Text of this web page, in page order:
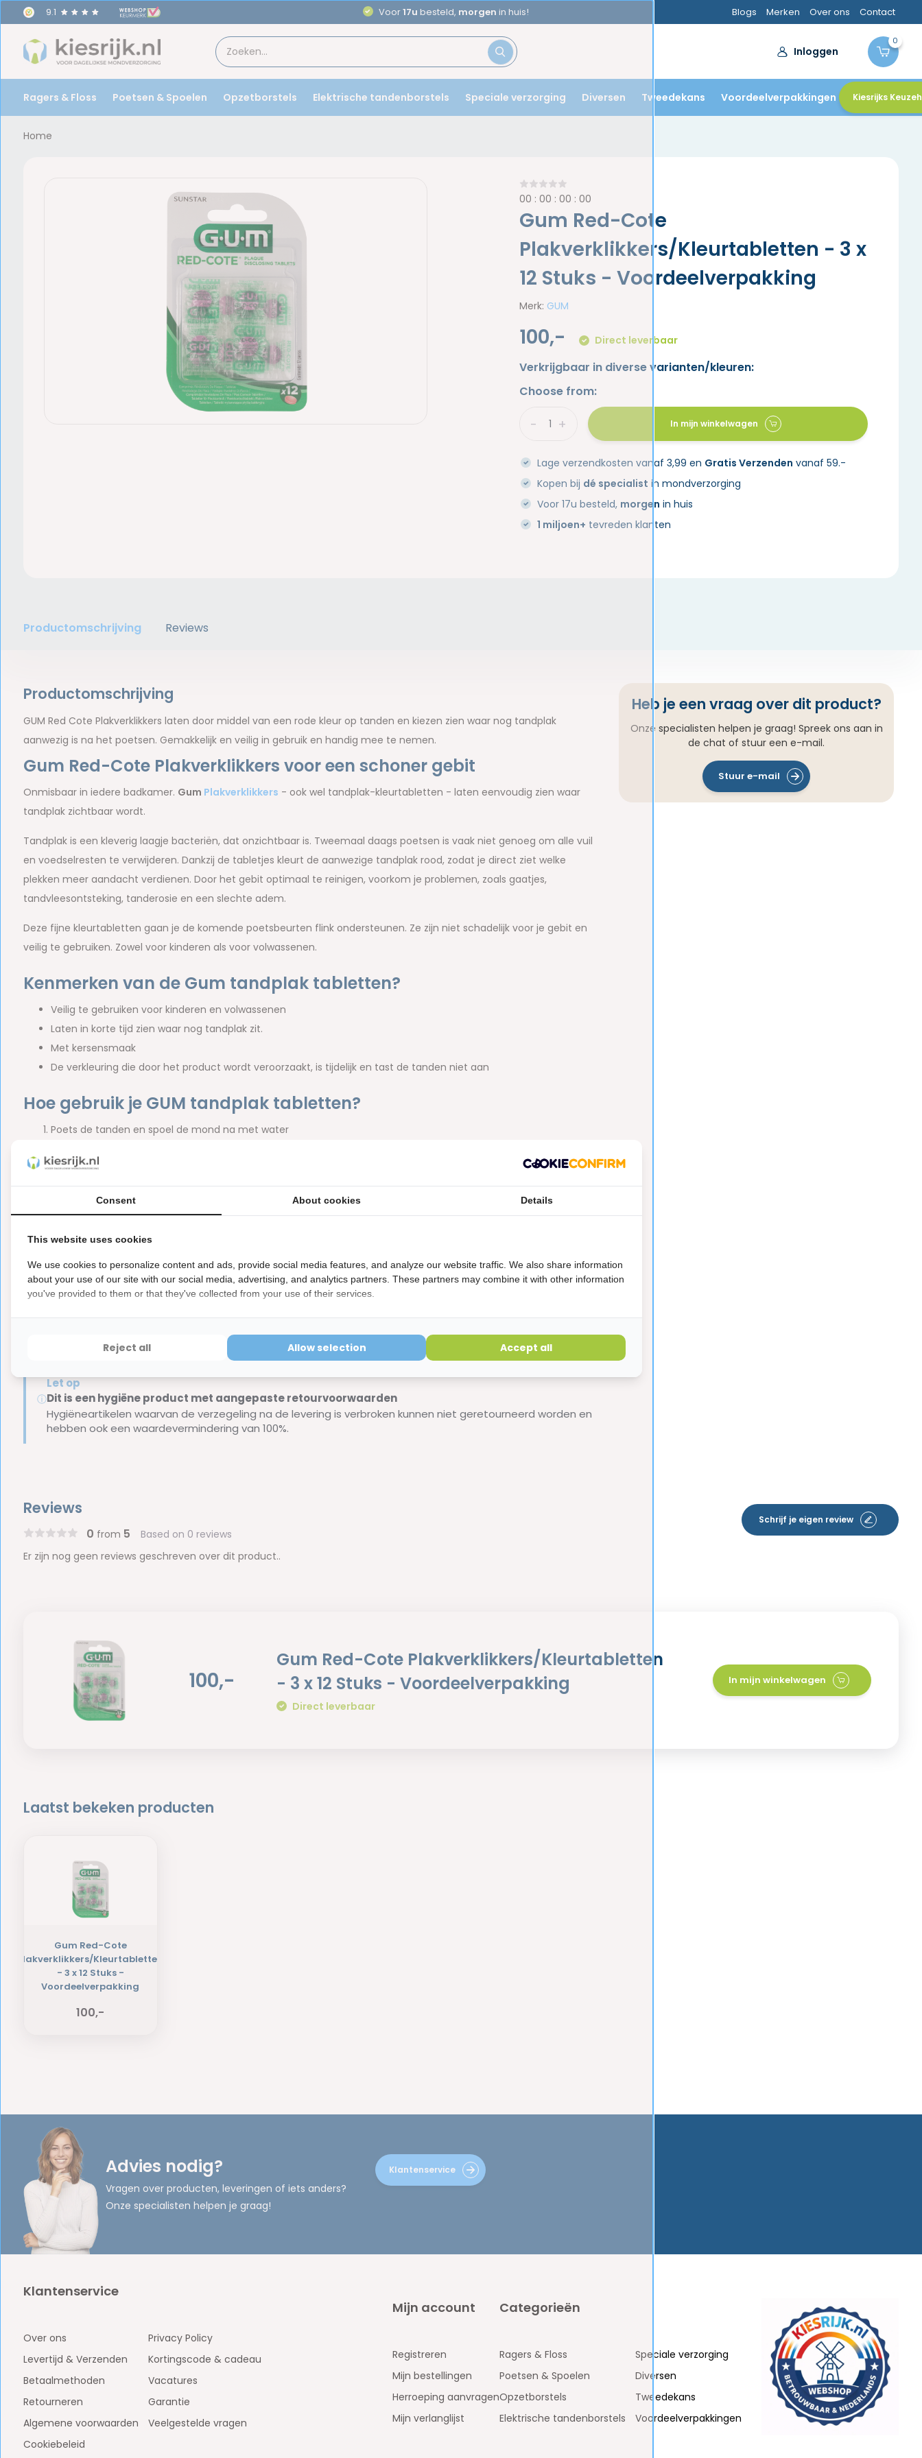
9.1 Aanbevolen doortandartsen Blogs Merken Over ons Contact
Inloggen
0
Ragers & Floss Poetsen & Spoelen Opzetborstels Elektrische tandenborstels Speciale verzorging Diversen Tweedekans Voordeelverpakkingen Kiesrijks
Home
00 :00 :00 :00
Gum Red-Cote
Plakverklikkers/Kleurtabletten - 3 x
12 Stuks - Voordeelverpakking
Merk: GUM
100,- Direct leverbaar
Verkrijgbaar in diverse varianten/kleuren:
Choose from:
+
- In mijn winkelwagen
Lage verzendkosten vanaf 3,99 en Gratis Verzenden vanaf 59.-
Kopen bij dé specialist in mondverzorging
Voor 17u besteld, morgen in huis
1 miljoen+ tevreden klanten
Productomschrijving Reviews
Productomschrijving
GUM Red Cote Plakverklikkers laten door middel van een rode kleur op tanden en kiezen zien waar nog tandplak
aanwezig is na het poetsen. Gemakkelijk en veilig in gebruik en handig mee te nemen.
Gum Red-Cote Plakverklikkers voor een schoner gebit
Onmisbaar in iedere badkamer. Gum Plakverklikkers - ook wel tandplak-kleurtabletten - laten eenvoudig zien waar
tandplak zichtbaar wordt.
Tandplak is een kleverig laagje bacteriën, dat onzichtbaar is. Tweemaal daags poetsen is vaak niet genoeg om alle vuil
en voedselresten te verwijderen. Dankzij de tabletjes kleurt de aanwezige tandplak rood, zodat je direct ziet welke
plekken meer aandacht verdienen. Door het gebit optimaal te reinigen, voorkom je problemen, zoals gaatjes,
tandvleesontsteking, tanderosie en een slechte adem.
Deze fijne kleurtabletten gaan je de komende poetsbeurten flink ondersteunen. Ze zijn niet schadelijk voor je gebit en
veilig te gebruiken. Zowel voor kinderen als voor volwassenen.
Kenmerken van de Gum tandplak tabletten?
Veilig te gebruiken voor kinderen en volwassenen
Laten in korte tijd zien waar nog tandplak zit.
Met kersensmaak
De verkleuring die door het product wordt veroorzaakt, is tijdelijk en tast de tanden niet aan
Hoe gebruik je GUM tandplak tabletten?
Poets de tanden en spoel de mond na met water
Slik het niet door
Laat de overgebleven kleine stukjes op de tong liggen;
Gebruik de tong om langs tanden en kiezen de restanten te verdelen;
Gedeeltes waar tandplak aanwezig is, zal rood aanslaan door de verklikker.
Je weet nu welke plekken in de mond extra aandacht nodig hebben tijdens het tandenpoetsen
Inhoud van de verpakking:
ⓘ
Let op
Dit is een hygiëne product met aangepaste retourvoorwaarden
Hygiëneartikelen waarvan de verzegeling na de levering is verbroken kunnen niet geretourneerd worden en
hebben ook een waardevermindering van 100%.
Heb je een vraag over dit product?
Onze specialisten helpen je graag! Spreek ons aan in
de chat of stuur een e-mail.
Stuur e-mail
Reviews
0 from 5 Based on 0 reviews
Schrijf je eigen review
Er zijn nog geen reviews geschreven over dit product..
100,-
Gum Red-Cote Plakverklikkers/Kleurtabletten
- 3 x 12 Stuks - Voordeelverpakking
Direct leverbaar
In mijn winkelwagen
Laatst bekeken producten
Gum Red-Cote
Plakverklikkers/Kleurtabletten
- 3 x 12 Stuks -
Voordeelverpakking
100,-
Advies nodig?
Vragen over producten, leveringen of iets anders?
Onze specialisten helpen je graag!
Klantenservice
Klantenservice
Over ons
Levertijd & Verzenden
Betaalmethoden
Retourneren
Algemene voorwaarden
Cookiebeleid
Privacy Policy
Kortingscode & cadeau
Vacatures
Garantie
Veelgestelde vragen
Mijn account
Registreren
Mijn bestellingen
Herroeping aanvragen
Mijn verlanglijst
Categorieën
Ragers & Floss
Poetsen & Spoelen
Opzetborstels
Elektrische tandenborstels
Speciale verzorging
Diversen
Tweedekans
Voordeelverpakkingen
Consent About cookies Details
This website uses cookies
We use cookies to personalize content and ads, provide social media features, and analyze our website traffic. We also share information
about your use of our site with our social media, advertising, and analytics partners. These partners may combine it with other information
you've provided to them or that they've collected from your use of their services.
Reject all Allow selection Accept all